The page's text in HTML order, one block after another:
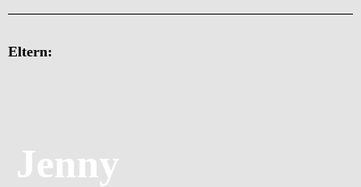
Eltern:
Jenny